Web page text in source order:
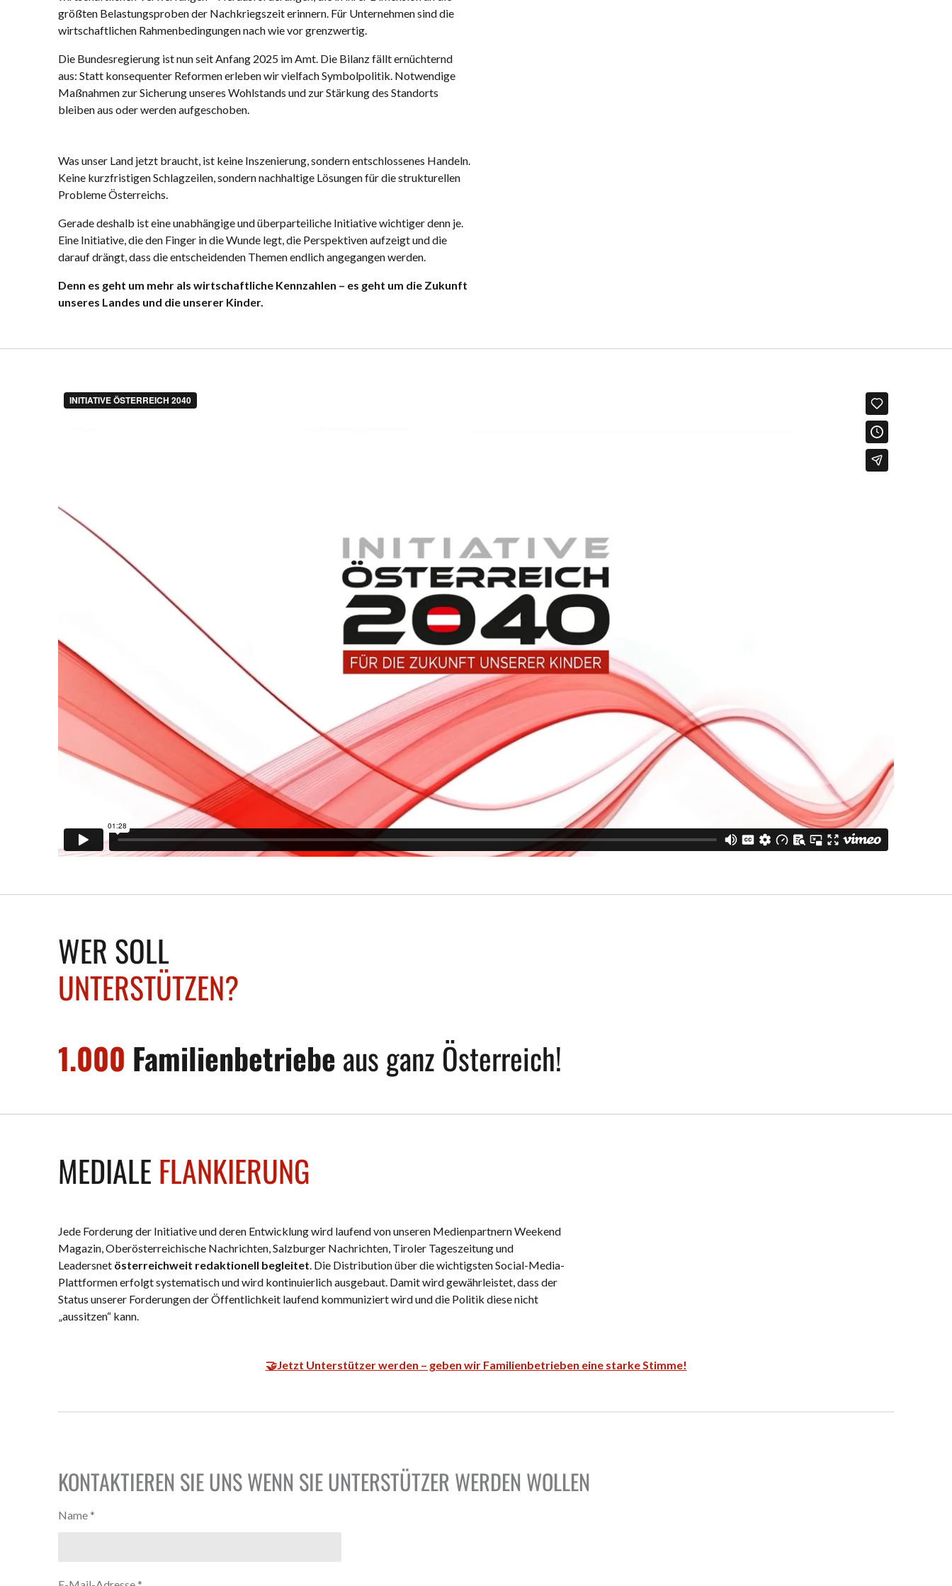
größten Belastungsproben der Nachkriegszeit erinnern. Für Unternehmen sind die
wirtschaftlichen Rahmenbedingungen nach wie vor grenzwertig.
Die Bundesregierung ist nun seit Anfang 2025 im Amt. Die Bilanz fällt ernüchternd
aus: Statt konsequenter Reformen erleben wir vielfach Symbolpolitik. Notwendige
Maßnahmen zur Sicherung unseres Wohlstands und zur Stärkung des Standorts
bleiben aus oder werden aufgeschoben.
Was unser Land jetzt braucht, ist keine Inszenierung, sondern entschlossenes Handeln.
Keine kurzfristigen Schlagzeilen, sondern nachhaltige Lösungen für die strukturellen
Probleme Österreichs.
Gerade deshalb ist eine unabhängige und überparteiliche Initiative wichtiger denn je.
Eine Initiative, die den Finger in die Wunde legt, die Perspektiven aufzeigt und die
darauf drängt, dass die entscheidenden Themen endlich angegangen werden.
Denn es geht um mehr als wirtschaftliche Kennzahlen – es geht um die Zukunft
unseres Landes und die unserer Kinder.
WER SOLL
UNTERSTÜTZEN?
1.000 Familienbetriebeaus ganz Österreich!
MEDIALE FLANKIERUNG
Jede Forderung der Initiative und deren Entwicklung wird laufend von unseren Medienpartnern Weekend
Magazin, Oberösterreichische Nachrichten, Salzburger Nachrichten, Tiroler Tageszeitung und
Leadersnet österreichweit redaktionell begleitet. Die Distribution über die wichtigsten Social-Media-
Plattformen erfolgt systematisch und wird kontinuierlich ausgebaut. Damit wird gewährleistet, dass der
Status unserer Forderungen der Öffentlichkeit laufend kommuniziert wird und die Politik diese nicht
„aussitzen“ kann.
🤝Jetzt Unterstützer werden – geben wir Familienbetrieben eine starke Stimme!
KONTAKTIEREN SIE UNS WENN SIE UNTERSTÜTZER WERDEN WOLLEN
Name *